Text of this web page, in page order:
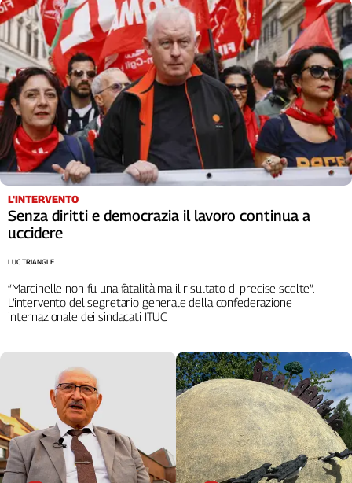
Contatti
La
redazione
Newsletter
Social
L'INTERVENTO
Senza diritti e democrazia il lavoro continua a
uccidere
“Marcinelle non fu una fatalità ma il risultato di precise scelte”.
L’intervento del segretario generale della confederazione
internazionale dei sindacati ITUC
LUC TRIANGLE